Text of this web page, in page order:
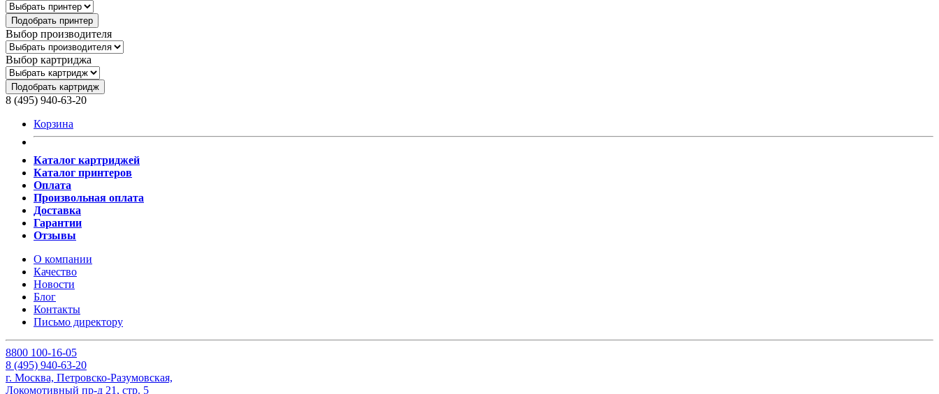
Подобрать принтер
Выбор производителя
Выбор картриджа
Подобрать картридж
8 (495) 940-63-20
Корзина
Каталог картриджей
Каталог принтеров
Оплата
Произвольная оплата
Доставка
Гарантии
Отзывы
О компании
Качество
Новости
Блог
Контакты
Письмо директору
8800 100-16-05
8 (495) 940-63-20
г. Москва, Петровско-Разумовская,
Локомотивный пр-д 21, стр. 5